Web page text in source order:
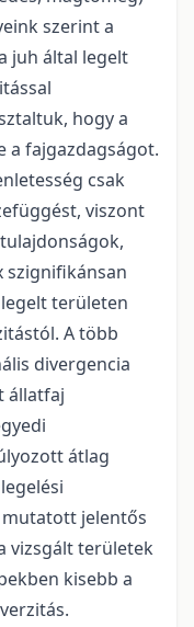
szerint a
juh által legelt
hogy a
a fajgazdagságot.
csak
viszont
szignifikánsan
területen
A több
divergencia
állatfaj
átlag
mutatott jelentős
vizsgált területek
kisebb a